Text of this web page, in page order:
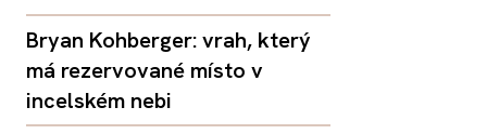
Bryan Kohberger: vrah, který
má rezervované místo v
incelském nebi